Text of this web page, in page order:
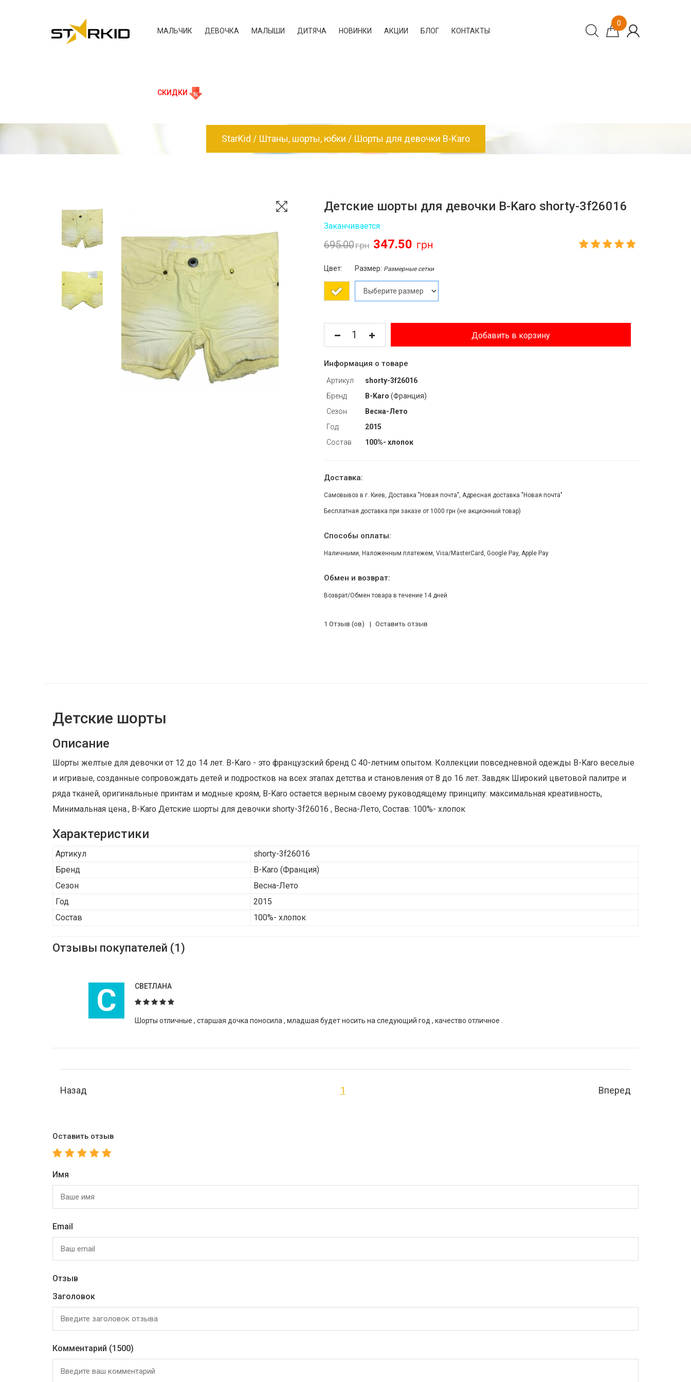
МАЛЬЧИК ДЕВОЧКА МАЛЫШИ ДИТЯЧА НОВИНКИ АКЦИИ БЛОГ КОНТАКТЫ
СКИДКИ
0
StarKid Штаны, шорты, юбки Шорты для девочки B-Karo
Детские шорты для девочки B-Karo shorty-3f26016
Заканчивается
695.00 347.50
Цвет: Размер: Размерные сетки
Добавить в корзину
Информация о товаре
Артикул
shorty-3f26016
Бренд
B-Karo (Франция)
Сезон
Весна-Лето
Год
2015
Состав
100%- хлопок
Доставка:
Самовывоз в г. Киев, Доставка "Новая почта", Адресная доставка "Новая почта"
Бесплатная доставка при заказе от 1000 грн (не акционный товар)
Способы оплаты:
Наличными, Наложенным платежем, Visa/MasterCard, Google Pay, Apple Pay
Обмен и возврат:
Возврат/Обмен товара в течение 14 дней
1 Отзыв (ов) Оставить отзыв
Детские шорты
Описание
Шорты желтые для девочки от 12 до 14 лет. B-Karo - это французский бренд С 40-летним опытом. Коллекции повседневной одежды B-Karo веселые
и игривые, созданные сопровождать детей и подростков на всех этапах детства и становления от 8 до 16 лет. Завдяк Широкий цветовой палитре и
ряда тканей, оригинальные принтам и модные кроям, B-Karo остается верным своему руководящему принципу: максимальная креативность,
Минимальная цена., B-Karo Детские шорты для девочки shorty-3f26016 , Весна-Лето, Состав: 100%- хлопок
Характеристики
Артикул
shorty-3f26016
Бренд
B-Karo (Франция)
Сезон
Весна-Лето
Год
2015
Состав
100%- хлопок
Отзывы покупателей (1)
С СВЕТЛАНА
Шорты отличные , старшая дочка поносила , младшая будет носить на следующий год , качество отличное .
Назад 1 Вперед
Оставить отзыв
Имя
Email
Отзыв
Заголовок
Комментарий (1500)